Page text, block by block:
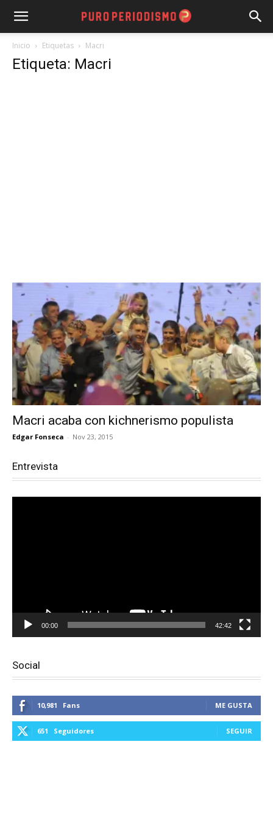
Inicio Etiquetas Macri
Etiqueta: Macri
Macri acaba con kichnerismo populista
Edgar Fonseca - Nov 23, 2015
Entrevista
00:00 42:42
Social
10,981 Fans ME GUSTA
651 Seguidores SEGUIR